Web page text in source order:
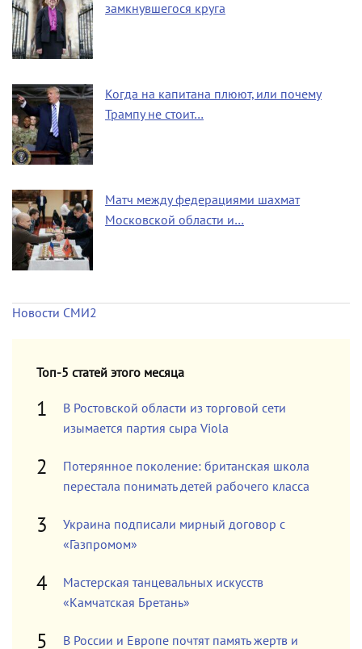
замкнувшегося круга
Когда на капитана плюют, или почему
Трампу не стоит…
Матч между федерациями шахмат
Московской области и…
Новости СМИ2
Топ-5 статей этого месяца
В Ростовской области из торговой сети
изымается партия сыра Viola
Потерянное поколение: британская школа
перестала понимать детей рабочего класса
Украина подписали мирный договор с
«Газпромом»
Мастерская танцевальных искусств
«Камчатская Бретань»
В России и Европе почтят память жертв и